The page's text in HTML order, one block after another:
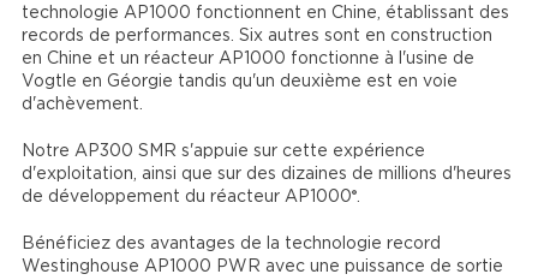
technologie AP1000 fonctionnent en Chine, établissant des
records de performances. Six autres sont en construction
en Chine et un réacteur AP1000 fonctionne à l'usine de
Vogtle en Géorgie tandis qu'un deuxième est en voie
d'achèvement.
Notre AP300 SMR s'appuie sur cette expérience
d'exploitation, ainsi que sur des dizaines de millions d'heures
de développement du réacteur AP1000®.
Bénéficiez des avantages de la technologie record
Westinghouse AP1000 PWR avec une puissance de sortie